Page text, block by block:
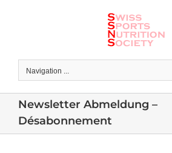
Navigation ...
Newsletter Abmeldung –
Désabonnement